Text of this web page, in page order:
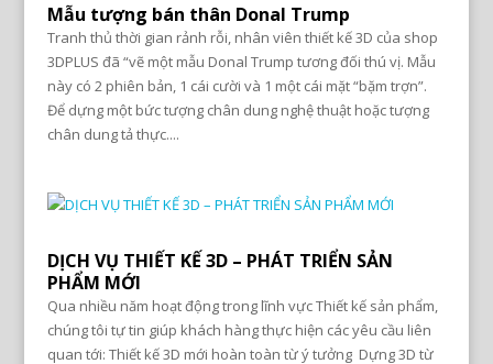
Mẫu tượng bán thân Donal Trump
Tranh thủ thời gian rảnh rỗi, nhân viên thiết kế 3D của shop
3DPLUS đã “vẽ một mẫu Donal Trump tương đối thú vị. Mẫu
này có 2 phiên bản, 1 cái cười và 1 một cái mặt “bặm trợn”.
Để dựng một bức tượng chân dung nghệ thuật hoặc tượng
chân dung tả thực....
DỊCH VỤ THIẾT KẾ 3D – PHÁT TRIỂN SẢN
PHẨM MỚI
Qua nhiều năm hoạt động trong lĩnh vực Thiết kế sản phẩm,
chúng tôi tự tin giúp khách hàng thực hiện các yêu cầu liên
quan tới: Thiết kế 3D mới hoàn toàn từ ý tưởng Dựng 3D từ